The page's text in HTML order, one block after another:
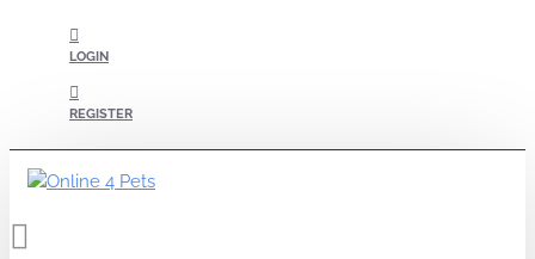
LOGIN
REGISTER